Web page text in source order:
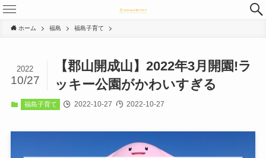
ホーム 福島 福島子育て
【郡山開成山】2022年3月開園!ラ
ッキー公園がかわいすぎる
2022
10/27
福島子育て 2022-10-27 2022-10-27